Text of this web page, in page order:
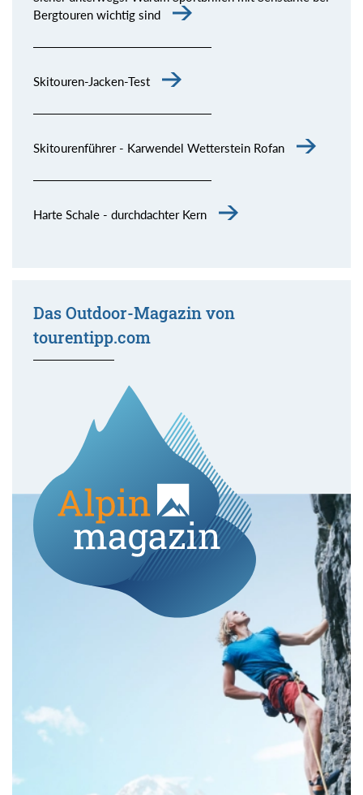
Bergtouren wichtig sind
Skitouren-Jacken-Test
Skitourenführer - Karwendel Wetterstein Rofan
Harte Schale - durchdachter Kern
Das Outdoor-Magazin von
tourentipp.com